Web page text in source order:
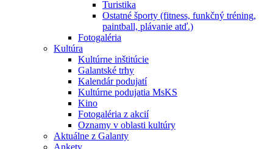
Turistika
Ostatné športy (fitness, funkčný tréning,
paintball, plávanie atď.)
Fotogaléria
Kultúra
Kultúrne inštitúcie
Galantské trhy
Kalendár podujatí
Kultúrne podujatia MsKS
Kino
Fotogaléria z akcií
Oznamy v oblasti kultúry
Aktuálne z Galanty
Ankety